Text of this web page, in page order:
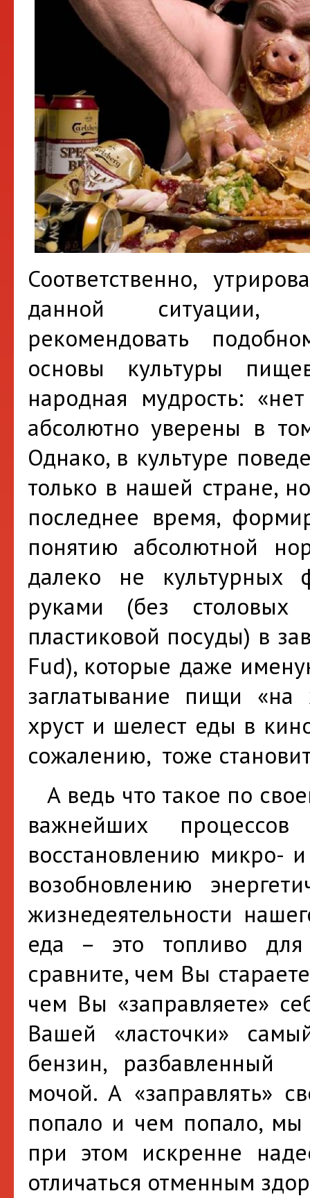
Соответственно,
данной ситуации,
рекомендовать
основы культуры
народная мудрость:
абсолютно уверены в
Однако, в культуре
только в нашей стране,
последнее время,
понятию абсолютной
далеко не
руками (без
пластиковой посуды) в
Fud), которые даже
заглатывание пищи «на
хруст и шелест еды в
сожалению, тоже
А ведь что такое по
важнейших
восстановлению микро-
возобновлению
жизнедеятельности
еда – это топливо
сравните, чем Вы
чем Вы «заправляете»
Вашей «ласточки»
бензин, разбавленный
мочой. А «заправлять»
попало и чем попало,
при этом искренне
отличаться отменным